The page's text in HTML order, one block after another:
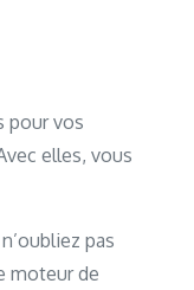
pour vos
elles, vous
pas
moteur de